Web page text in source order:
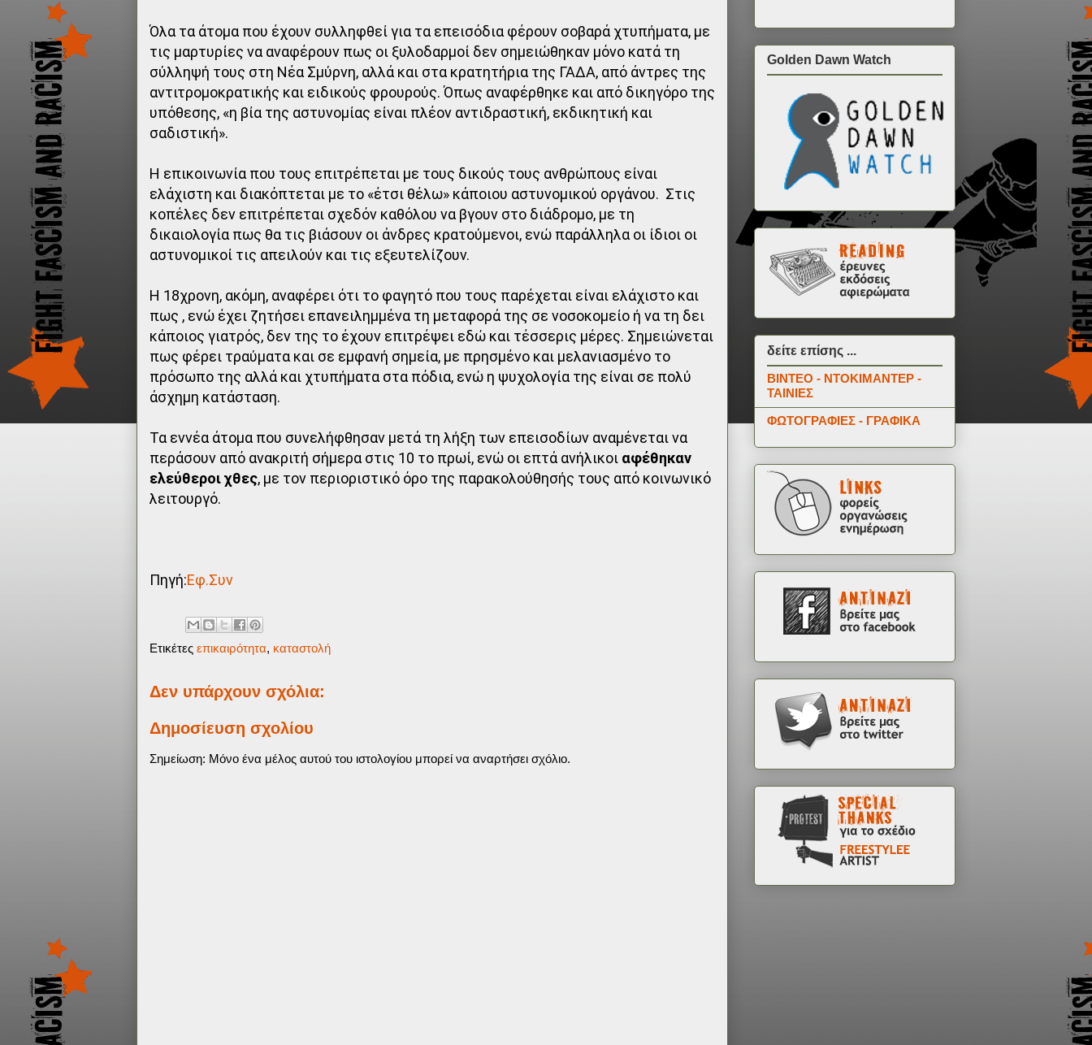
Όλα τα άτομα που έχουν συλληφθεί για τα επεισόδια φέρουν σοβαρά χτυπήματα, με
τις μαρτυρίες να αναφέρουν πως οι ξυλοδαρμοί δεν σημειώθηκαν μόνο κατά τη
σύλληψή τους στη Νέα Σμύρνη, αλλά και στα κρατητήρια της ΓΑΔΑ, από άντρες της
αντιτρομοκρατικής και ειδικούς φρουρούς. Όπως αναφέρθηκε και από δικηγόρο της
υπόθεσης, «η βία της αστυνομίας είναι πλέον αντιδραστική, εκδικητική και
σαδιστική».
Η επικοινωνία που τους επιτρέπεται με τους δικούς τους ανθρώπους είναι
ελάχιστη και διακόπτεται με το «έτσι θέλω» κάποιου αστυνομικού οργάνου. Στις
κοπέλες δεν επιτρέπεται σχεδόν καθόλου να βγουν στο διάδρομο, με τη
δικαιολογία πως θα τις βιάσουν οι άνδρες κρατούμενοι, ενώ παράλληλα οι ίδιοι οι
αστυνομικοί τις απειλούν και τις εξευτελίζουν.
Η 18χρονη, ακόμη, αναφέρει ότι το φαγητό που τους παρέχεται είναι ελάχιστο και
πως , ενώ έχει ζητήσει επανειλημμένα τη μεταφορά της σε νοσοκομείο ή να τη δει
κάποιος γιατρός, δεν της το έχουν επιτρέψει εδώ και τέσσερις μέρες. Σημειώνεται
πως φέρει τραύματα και σε εμφανή σημεία, με πρησμένο και μελανιασμένο το
πρόσωπο της αλλά και χτυπήματα στα πόδια, ενώ η ψυχολογία της είναι σε πολύ
άσχημη κατάσταση.
Τα εννέα άτομα που συνελήφθησαν μετά τη λήξη των επεισοδίων αναμένεται να
περάσουν από ανακριτή σήμερα στις 10 το πρωί, ενώ οι επτά ανήλικοι αφέθηκαν
ελεύθεροι χθες, με τον περιοριστικό όρο της παρακολούθησής τους από κοινωνικό
λειτουργό.
Πηγή:Εφ.Συν
Ετικέτες επικαιρότητα, καταστολή
Δεν υπάρχουν σχόλια:
Δημοσίευση σχολίου
Σημείωση: Μόνο ένα μέλος αυτού του ιστολογίου μπορεί να αναρτήσει σχόλιο.
Golden Dawn Watch
δείτε επίσης ...
ΒΙΝΤΕΟ - ΝΤΟΚΙΜΑΝΤΕΡ -
ΤΑΙΝΙΕΣ
ΦΩΤΟΓΡΑΦΙΕΣ - ΓΡΑΦΙΚΑ